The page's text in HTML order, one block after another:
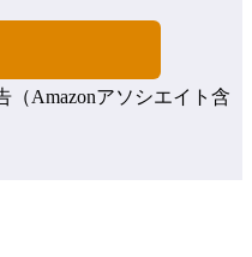
（Amazonアソシエイト含